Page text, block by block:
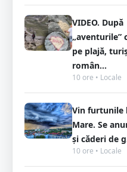
VIDEO. După
„aventurile”
pe plajă,
român...
10 ore • Locale
Vin furtunile
Mare. Se
și căderi de
10 ore • Locale